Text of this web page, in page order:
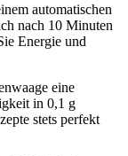
automatischen
nach 10 Minuten
Energie und
eine
in 0,1 g
stets perfekt